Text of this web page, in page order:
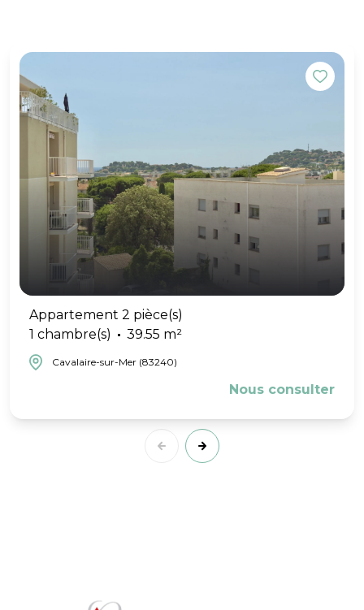
Appartement 2 pièce(s)
1 chambre(s)
39.55 m²
Cavalaire-sur-Mer (83240)
Nous consulter